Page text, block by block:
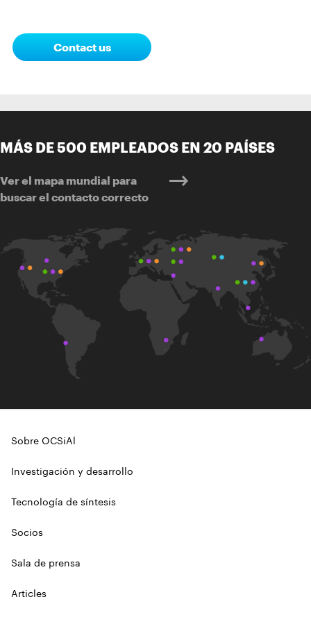
Contact us
MÁS DE 500 EMPLEADOS EN 20 PAÍSES
Ver el mapa mundial para
buscar el contacto correcto
Sobre OCSiAl
Investigación y desarrollo
Tecnología de síntesis
Socios
Sala de prensa
Articles